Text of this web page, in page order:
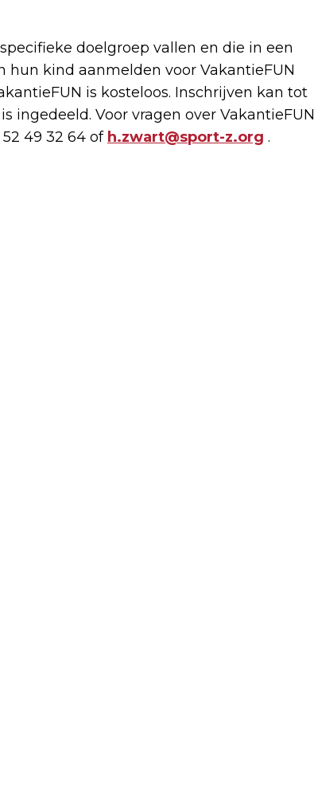
doelgroep vallen en die in een
kind aanmelden voor VakantieFUN
is kosteloos. Inschrijven kan tot
ingedeeld. Voor vragen over VakantieFUN
49 32 64 of h.zwart@sport-z.org .